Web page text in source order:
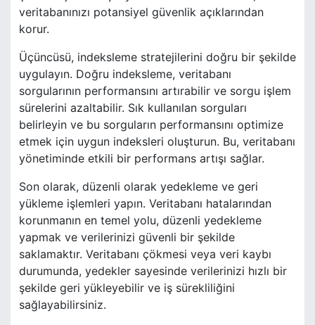
veritabanınızı potansiyel güvenlik açıklarından
korur.
Üçüncüsü, indeksleme stratejilerini doğru bir şekilde
uygulayın. Doğru indeksleme, veritabanı
sorgularının performansını artırabilir ve sorgu işlem
sürelerini azaltabilir. Sık kullanılan sorguları
belirleyin ve bu sorguların performansını optimize
etmek için uygun indeksleri oluşturun. Bu, veritabanı
yönetiminde etkili bir performans artışı sağlar.
Son olarak, düzenli olarak yedekleme ve geri
yükleme işlemleri yapın. Veritabanı hatalarından
korunmanın en temel yolu, düzenli yedekleme
yapmak ve verilerinizi güvenli bir şekilde
saklamaktır. Veritabanı çökmesi veya veri kaybı
durumunda, yedekler sayesinde verilerinizi hızlı bir
şekilde geri yükleyebilir ve iş sürekliliğini
sağlayabilirsiniz.